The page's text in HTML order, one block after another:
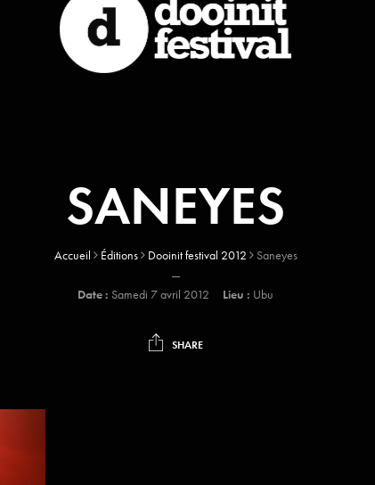
SANEYES
Accueil Éditions Dooinit festival 2012 Saneyes
—
Date : Samedi 7 avril 2012 Lieu : Ubu
SHARE